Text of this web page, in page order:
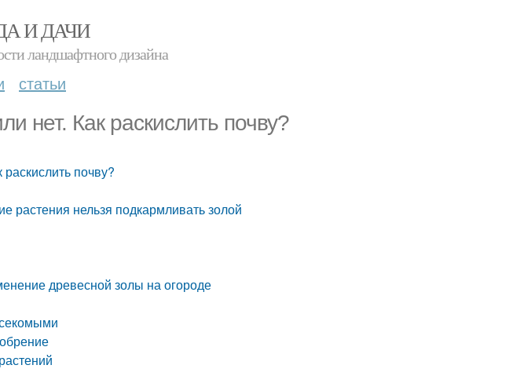
И ДАЧИ
ландшафтного дизайна
статьи
нет. Как раскислить почву?
почву?
растения нельзя подкармливать золой
древесной золы на огороде